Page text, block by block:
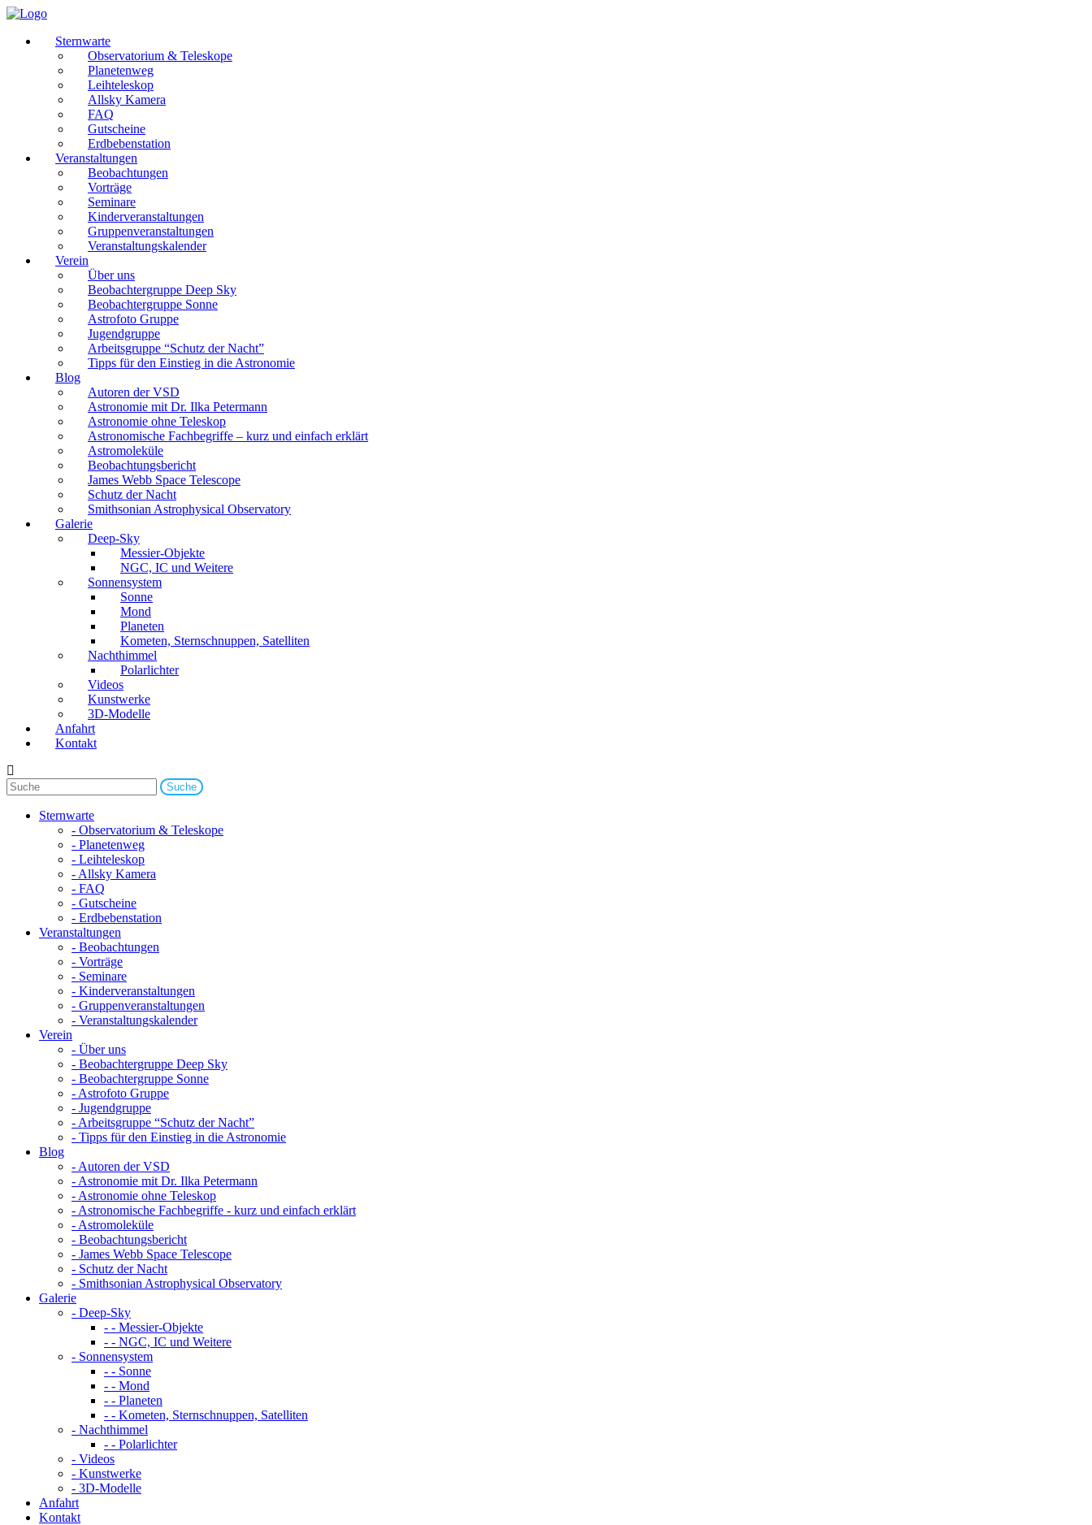
Sternwarte
Observatorium & Teleskope
Planetenweg
Leihteleskop
Allsky Kamera
FAQ
Gutscheine
Erdbebenstation
Veranstaltungen
Beobachtungen
Vorträge
Seminare
Kinderveranstaltungen
Gruppenveranstaltungen
Veranstaltungskalender
Verein
Über uns
Beobachtergruppe Deep Sky
Beobachtergruppe Sonne
Astrofoto Gruppe
Jugendgruppe
Arbeitsgruppe “Schutz der Nacht”
Tipps für den Einstieg in die Astronomie
Blog
Autoren der VSD
Astronomie mit Dr. Ilka Petermann
Astronomie ohne Teleskop
Astronomische Fachbegriffe – kurz und einfach erklärt
Astromoleküle
Beobachtungsbericht
James Webb Space Telescope
Schutz der Nacht
Smithsonian Astrophysical Observatory
Galerie
Deep-Sky
Messier-Objekte
NGC, IC und Weitere
Sonnensystem
Sonne
Mond
Planeten
Kometen, Sternschnuppen, Satelliten
Nachthimmel
Polarlichter
Videos
Kunstwerke
3D-Modelle
Anfahrt
Kontakt
Sternwarte
- Observatorium & Teleskope
- Planetenweg
- Leihteleskop
- Allsky Kamera
- FAQ
- Gutscheine
- Erdbebenstation
Veranstaltungen
- Beobachtungen
- Vorträge
- Seminare
- Kinderveranstaltungen
- Gruppenveranstaltungen
- Veranstaltungskalender
Verein
- Über uns
- Beobachtergruppe Deep Sky
- Beobachtergruppe Sonne
- Astrofoto Gruppe
- Jugendgruppe
- Arbeitsgruppe “Schutz der Nacht”
- Tipps für den Einstieg in die Astronomie
Blog
- Autoren der VSD
- Astronomie mit Dr. Ilka Petermann
- Astronomie ohne Teleskop
- Astronomische Fachbegriffe - kurz und einfach erklärt
- Astromoleküle
- Beobachtungsbericht
- James Webb Space Telescope
- Schutz der Nacht
- Smithsonian Astrophysical Observatory
Galerie
- Deep-Sky
- - Messier-Objekte
- - NGC, IC und Weitere
- Sonnensystem
- - Sonne
- - Mond
- - Planeten
- - Kometen, Sternschnuppen, Satelliten
- Nachthimmel
- - Polarlichter
- Videos
- Kunstwerke
- 3D-Modelle
Anfahrt
Kontakt